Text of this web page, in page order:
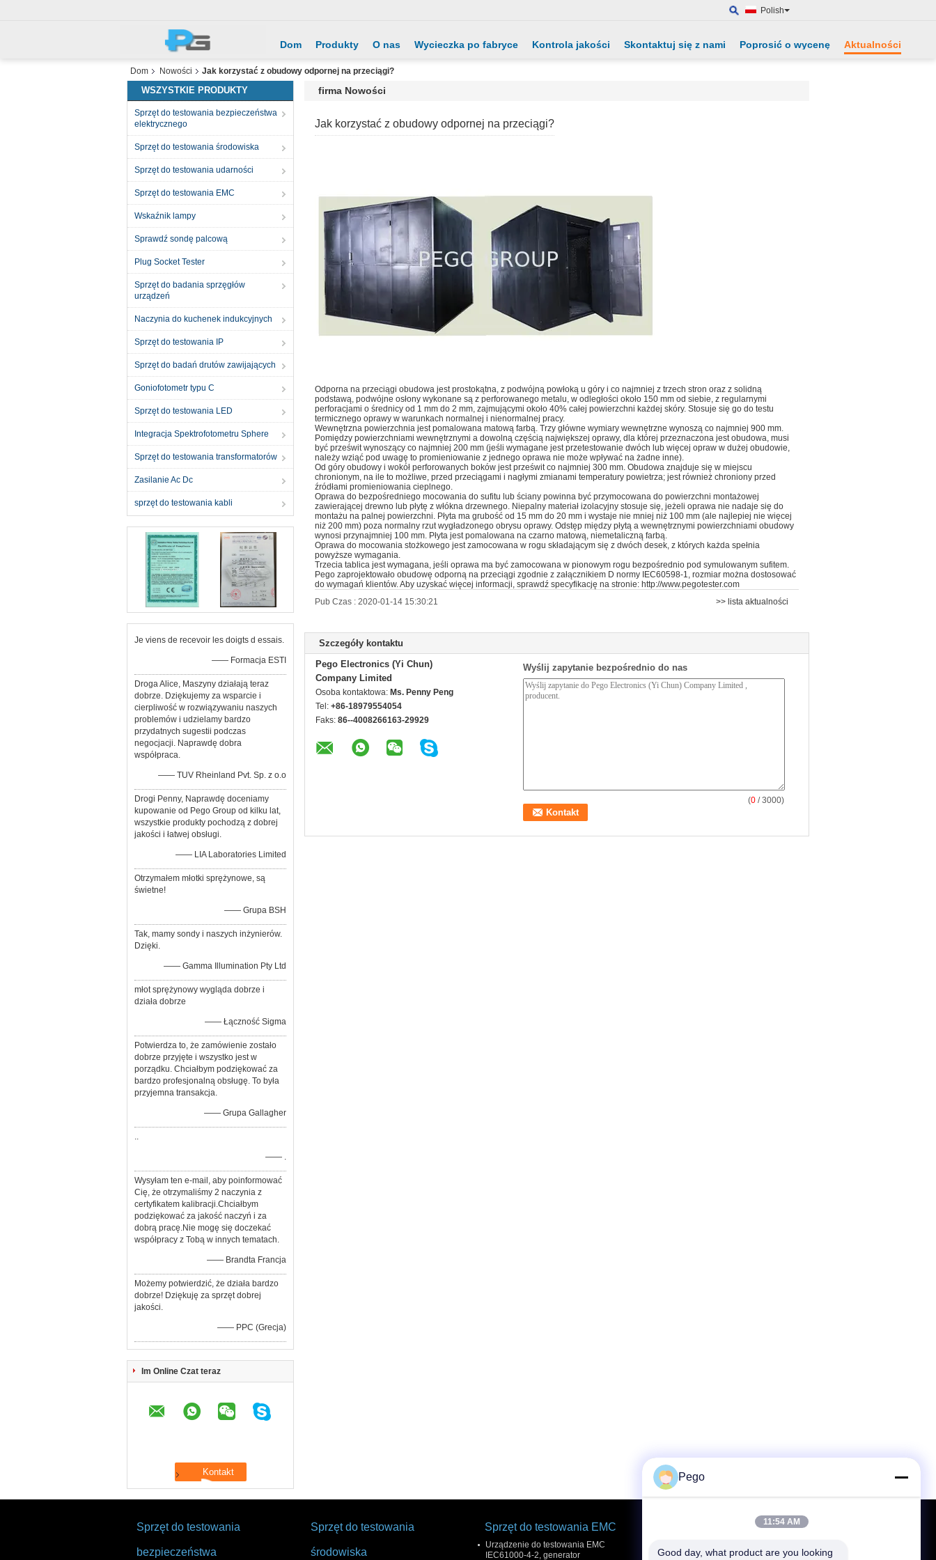
Polish
Dom Produkty O nas Wycieczka po fabryce Kontrola jakości Skontaktuj się z nami Poprosić o wycenę Aktualności
Dom Nowości Jak korzystać z obudowy odpornej na przeciągi?
WSZYSTKIE PRODUKTY
Sprzęt do testowania bezpieczeństwa
elektrycznego
Sprzęt do testowania środowiska
Sprzęt do testowania udarności
Sprzęt do testowania EMC
Wskaźnik lampy
Sprawdź sondę palcową
Plug Socket Tester
Sprzęt do badania sprzęgłów
urządzeń
Naczynia do kuchenek indukcyjnych
Sprzęt do testowania IP
Sprzęt do badań drutów zawijających
Goniofotometr typu C
Sprzęt do testowania LED
Integracja Spektrofotometru Sphere
Sprzęt do testowania transformatorów
Zasilanie Ac Dc
sprzęt do testowania kabli
Je viens de recevoir les doigts d essais.
—— Formacja ESTI
Droga Alice, Maszyny działają teraz
dobrze. Dziękujemy za wsparcie i
cierpliwość w rozwiązywaniu naszych
problemów i udzielamy bardzo
przydatnych sugestii podczas
negocjacji. Naprawdę dobra
współpraca.
—— TUV Rheinland Pvt. Sp. z o.o
Drogi Penny, Naprawdę doceniamy
kupowanie od Pego Group od kilku lat,
wszystkie produkty pochodzą z dobrej
jakości i łatwej obsługi.
—— LIA Laboratories Limited
Otrzymałem młotki sprężynowe, są
świetne!
—— Grupa BSH
Tak, mamy sondy i naszych inżynierów.
Dzięki.
—— Gamma Illumination Pty Ltd
młot sprężynowy wygląda dobrze i
działa dobrze
—— Łączność Sigma
Potwierdza to, że zamówienie zostało
dobrze przyjęte i wszystko jest w
porządku. Chciałbym podziękować za
bardzo profesjonalną obsługę. To była
przyjemna transakcja.
—— Grupa Gallagher
..
—— .
Wysyłam ten e-mail, aby poinformować
Cię, że otrzymaliśmy 2 naczynia z
certyfikatem kalibracji.Chciałbym
podziękować za jakość naczyń i za
dobrą pracę.Nie mogę się doczekać
współpracy z Tobą w innych tematach.
—— Brandta Francja
Możemy potwierdzić, że działa bardzo
dobrze! Dziękuję za sprzęt dobrej
jakości.
—— PPC (Grecja)
Im Online Czat teraz
firma Nowości
Jak korzystać z obudowy odpornej na przeciągi?
Odporna na przeciągi obudowa jest prostokątna, z podwójną powłoką u góry i co najmniej z trzech stron oraz z solidną
podstawą, podwójne osłony wykonane są z perforowanego metalu, w odległości około 150 mm od siebie, z regularnymi
perforacjami o średnicy od 1 mm do 2 mm, zajmującymi około 40% całej powierzchni każdej skóry. Stosuje się go do testu
termicznego oprawy w warunkach normalnej i nienormalnej pracy.
Wewnętrzna powierzchnia jest pomalowana matową farbą. Trzy główne wymiary wewnętrzne wynoszą co najmniej 900 mm.
Pomiędzy powierzchniami wewnętrznymi a dowolną częścią największej oprawy, dla której przeznaczona jest obudowa, musi
być prześwit wynoszący co najmniej 200 mm (jeśli wymagane jest przetestowanie dwóch lub więcej opraw w dużej obudowie,
należy wziąć pod uwagę to promieniowanie z jednego oprawa nie może wpływać na żadne inne).
Od góry obudowy i wokół perforowanych boków jest prześwit co najmniej 300 mm. Obudowa znajduje się w miejscu
chronionym, na ile to możliwe, przed przeciągami i nagłymi zmianami temperatury powietrza; jest również chroniony przed
źródłami promieniowania cieplnego.
Oprawa do bezpośredniego mocowania do sufitu lub ściany powinna być przymocowana do powierzchni montażowej
zawierającej drewno lub płytę z włókna drzewnego. Niepalny materiał izolacyjny stosuje się, jeżeli oprawa nie nadaje się do
montażu na palnej powierzchni. Płyta ma grubość od 15 mm do 20 mm i wystaje nie mniej niż 100 mm (ale najlepiej nie więcej
niż 200 mm) poza normalny rzut wygładzonego obrysu oprawy. Odstęp między płytą a wewnętrznymi powierzchniami obudowy
wynosi przynajmniej 100 mm. Płyta jest pomalowana na czarno matową, niemetaliczną farbą.
Oprawa do mocowania stożkowego jest zamocowana w rogu składającym się z dwóch desek, z których każda spełnia
powyższe wymagania.
Trzecia tablica jest wymagana, jeśli oprawa ma być zamocowana w pionowym rogu bezpośrednio pod symulowanym sufitem.
Pego zaprojektowało obudowę odporną na przeciągi zgodnie z załącznikiem D normy IEC60598-1, rozmiar można dostosować
do wymagań klientów. Aby uzyskać więcej informacji, sprawdź specyfikację na stronie: http://www.pegotester.com
Pub Czas : 2020-01-14 15:30:21
>> lista aktualności
Szczegóły kontaktu
Pego Electronics (Yi Chun)
Company Limited
Osoba kontaktowa: Ms. Penny Peng
Tel: +86-18979554054
Faks: 86--4008266163-29929
Wyślij zapytanie bezpośrednio do nas
(0 / 3000)
Sprzęt do testowania
bezpieczeństwa
Sprzęt do testowania
środowiska
Sprzęt do testowania EMC
Urządzenie do testowania EMC
IEC61000-4-2, generator
Wysłać
Pego
11:54 AM
Good day, what product are you looking